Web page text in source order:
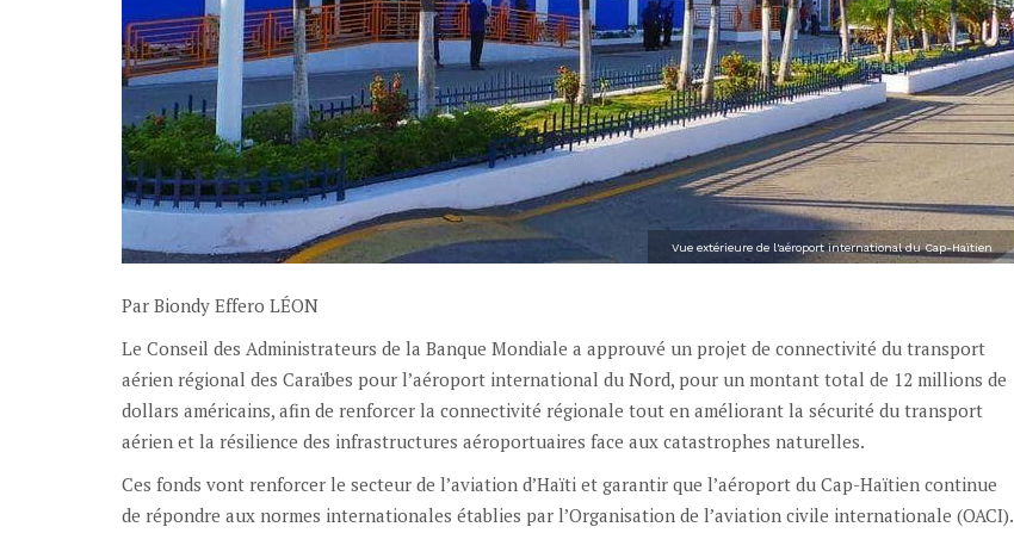
Vue extérieure de l'aéroport international du Cap-Haïtien
Par Biondy Effero LÉON
Le Conseil des Administrateurs de la Banque Mondiale a approuvé un projet de connectivité du transport
aérien régional des Caraïbes pour l’aéroport international du Nord, pour un montant total de 12 millions de
dollars américains, afin de renforcer la connectivité régionale tout en améliorant la sécurité du transport
aérien et la résilience des infrastructures aéroportuaires face aux catastrophes naturelles.
Ces fonds vont renforcer le secteur de l’aviation d’Haïti et garantir que l’aéroport du Cap-Haïtien continue
de répondre aux normes internationales établies par l’Organisation de l’aviation civile internationale (OACI).